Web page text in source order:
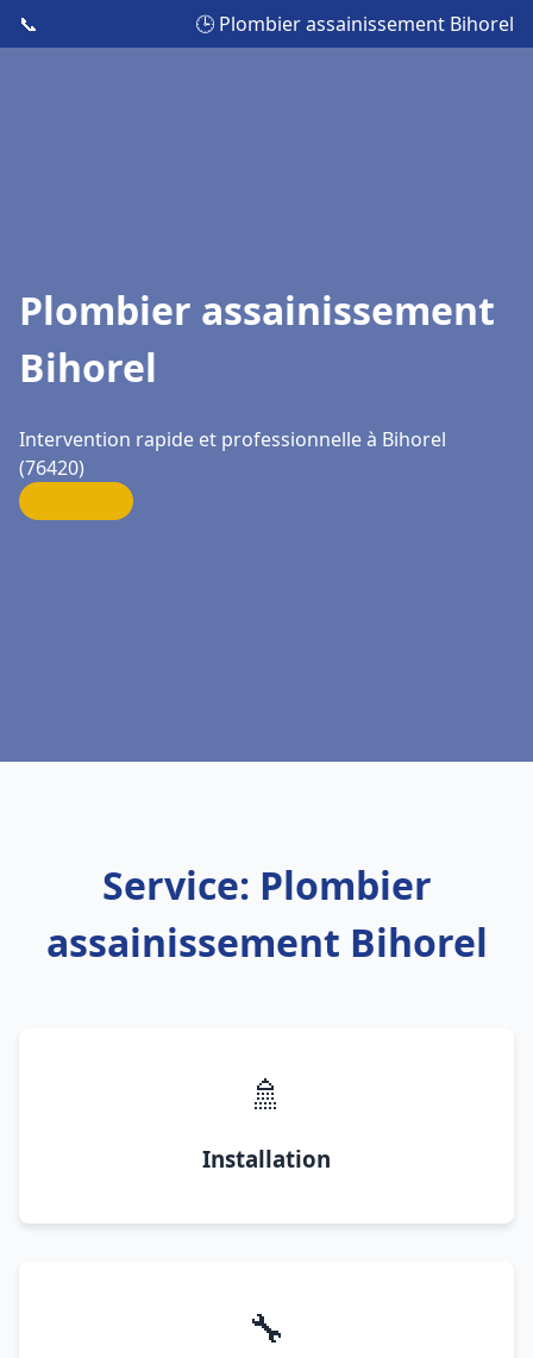
📞 🕒 Plombier assainissement Bihorel
Plombier assainissement
Bihorel
Intervention rapide et professionnelle à Bihorel
(76420)
Service: Plombier
assainissement Bihorel
🚿
Installation
🔧